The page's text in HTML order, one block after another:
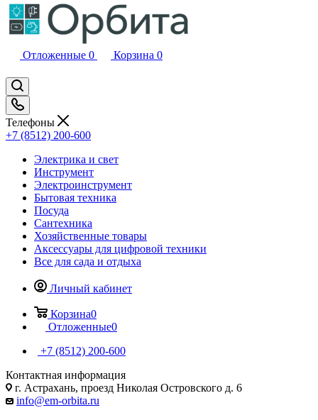
Отложенные 0 Корзина 0
Телефоны
+7 (8512) 200-600
Электрика и свет
Инструмент
Электроинструмент
Бытовая техника
Посуда
Сантехника
Хозяйственные товары
Аксессуары для цифровой техники
Все для сада и отдыха
Личный кабинет
Корзина0
Отложенные0
+7 (8512) 200-600
Контактная информация
г. Астрахань, проезд Николая Островского д. 6
info@em-orbita.ru